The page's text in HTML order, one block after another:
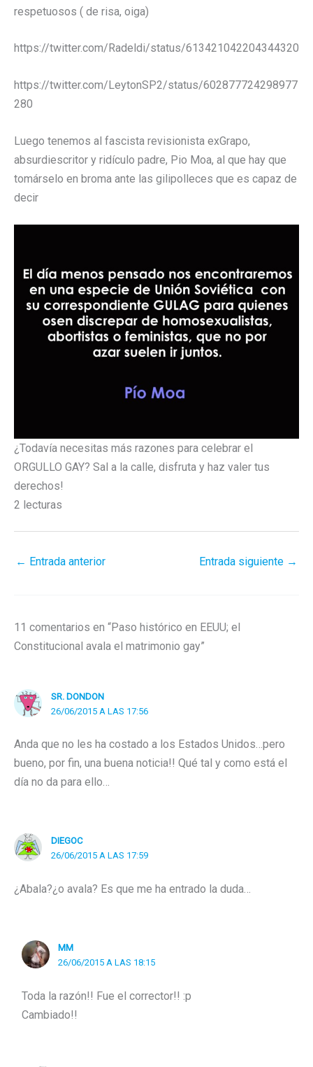
respetuosos ( de risa, oiga)
https://twitter.com/Radeldi/status/613421042204344320
https://twitter.com/LeytonSP2/status/602877724298977
280
Luego tenemos al fascista revisionista exGrapo,
absurdiescritor y ridículo padre, Pio Moa, al que hay que
tomárselo en broma ante las gilipolleces que es capaz de
decir
¿Todavía necesitas más razones para celebrar el
ORGULLO GAY? Sal a la calle, disfruta y haz valer tus
derechos!
2 lecturas
← Entrada anterior Entrada siguiente →
11 comentarios en “Paso histórico en EEUU; el
Constitucional avala el matrimonio gay”
SR. DONDON
26/06/2015 A LAS 17:56
Anda que no les ha costado a los Estados Unidos…pero
bueno, por fin, una buena noticia!! Qué tal y como está el
día no da para ello…
DIEGOC
26/06/2015 A LAS 17:59
¿Abala?¿o avala? Es que me ha entrado la duda…
MM
26/06/2015 A LAS 18:15
Toda la razón!! Fue el corrector!! :p
Cambiado!!